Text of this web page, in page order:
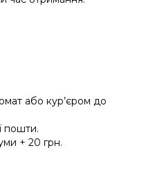
або кур’єром до
пошти.
+ 20 грн.